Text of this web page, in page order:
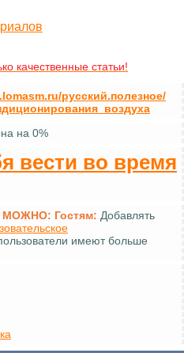
качественные статьи!
русский.полезное/
на 0%
вести во время
МОЖНО: Гостям: Добавлять
имеют больше